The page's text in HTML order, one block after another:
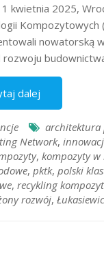
kwietnia 2025,
Kompozytowych
nowatorską
rozwoju
dalej
architektura
Network,
, kompozyty
, pktk, polski
, recykling
rozwój,